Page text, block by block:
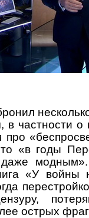
в частности
«в годы
модным».
«У войны
острых